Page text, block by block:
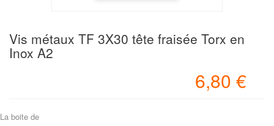
Vis métaux TF 3X30 tête fraisée Torx en
Inox A2
6,80 €
La boite de